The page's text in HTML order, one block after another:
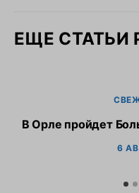
ЕЩЕ СТАТЬИ
В Орле пройдет
6